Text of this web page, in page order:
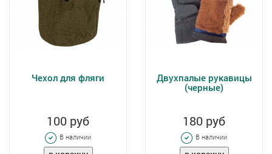
Чехол для фляги
100 руб
В наличии
Двухпалые рукавицы
(черные)
180 руб
В наличии